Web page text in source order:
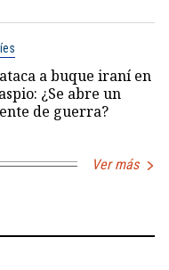
a buque iraní en
¿Se abre un
de guerra?
Ver más